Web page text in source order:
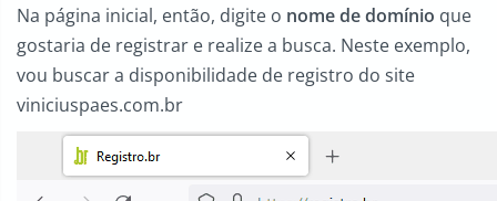
Na página inicial, então, digite o nome de domínio que
gostaria de registrar e realize a busca. Neste exemplo,
vou buscar a disponibilidade de registro do site
viniciuspaes.com.br